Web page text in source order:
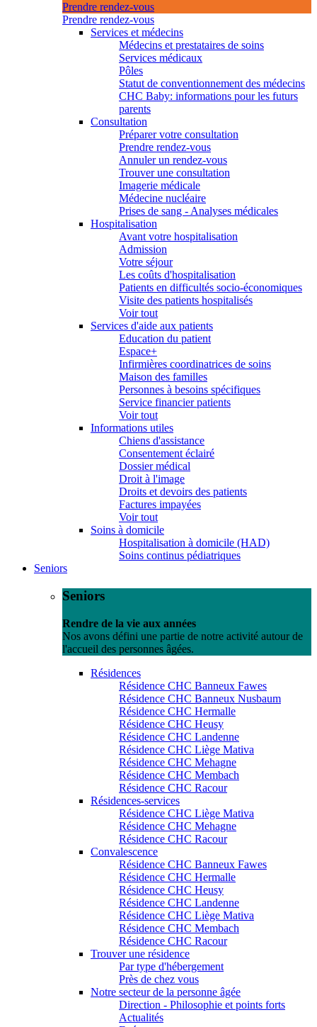
Prendre rendez-vous
Prendre rendez-vous
Services et médecins
Médecins et prestataires de soins
Services médicaux
Pôles
Statut de conventionnement des médecins
CHC Baby: informations pour les futurs
parents
Consultation
Préparer votre consultation
Prendre rendez-vous
Annuler un rendez-vous
Trouver une consultation
Imagerie médicale
Médecine nucléaire
Prises de sang - Analyses médicales
Hospitalisation
Avant votre hospitalisation
Admission
Votre séjour
Les coûts d'hospitalisation
Patients en difficultés socio-économiques
Visite des patients hospitalisés
Voir tout
Services d'aide aux patients
Education du patient
Espace+
Infirmières coordinatrices de soins
Maison des familles
Personnes à besoins spécifiques
Service financier patients
Voir tout
Informations utiles
Chiens d'assistance
Consentement éclairé
Dossier médical
Droit à l'image
Droits et devoirs des patients
Factures impayées
Voir tout
Soins à domicile
Hospitalisation à domicile (HAD)
Soins continus pédiatriques
Seniors
Seniors
Rendre de la vie aux années
Nos avons défini une partie de notre activité autour de
l'accueil des personnes âgées.
Résidences
Résidence CHC Banneux Fawes
Résidence CHC Banneux Nusbaum
Résidence CHC Hermalle
Résidence CHC Heusy
Résidence CHC Landenne
Résidence CHC Liège Mativa
Résidence CHC Mehagne
Résidence CHC Membach
Résidence CHC Racour
Résidences-services
Résidence CHC Liège Mativa
Résidence CHC Mehagne
Résidence CHC Racour
Convalescence
Résidence CHC Banneux Fawes
Résidence CHC Hermalle
Résidence CHC Heusy
Résidence CHC Landenne
Résidence CHC Liège Mativa
Résidence CHC Membach
Résidence CHC Racour
Trouver une résidence
Par type d'hébergement
Près de chez vous
Notre secteur de la personne âgée
Direction - Philosophie et points forts
Actualités